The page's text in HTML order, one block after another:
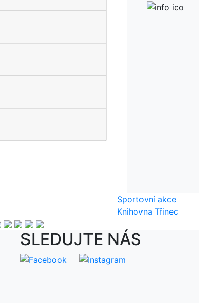
Sportovní akce
Knihovna Třinec
SLEDUJTE NÁS